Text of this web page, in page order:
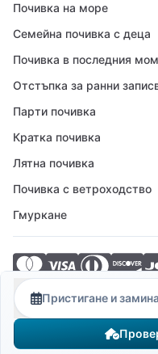
Пристигане и
Почивка на море
Семейна почивка с деца
Почивка в последния
Отстъпка за ранни
Парти почивка
Кратка почивка
Лятна почивка
Почивка с ветроходство
Гмуркане